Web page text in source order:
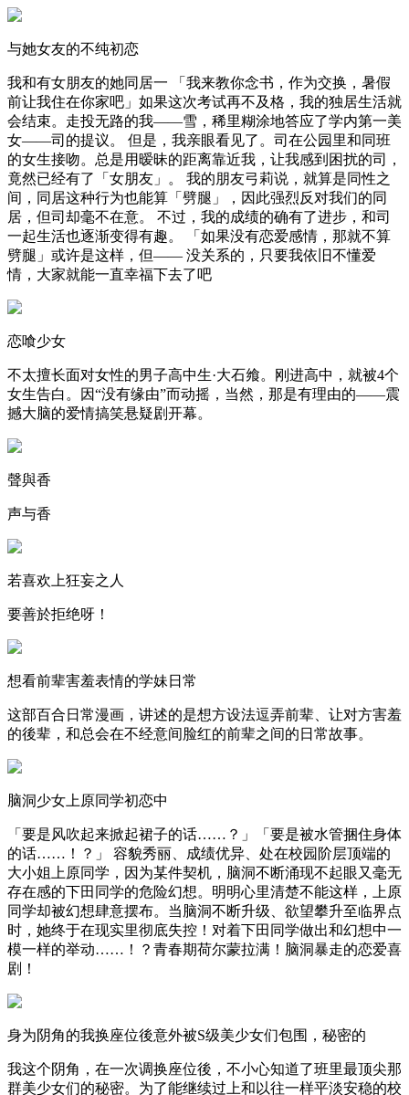
与她女友的不纯初恋
我和有女朋友的她同居一 「我来教你念书，作为交换，暑假
前让我住在你家吧」如果这次考试再不及格，我的独居生活就
会结束。走投无路的我——雪，稀里糊涂地答应了学内第一美
女——司的提议。 但是，我亲眼看见了。司在公园里和同班
的女生接吻。总是用暧昧的距离靠近我，让我感到困扰的司，
竟然已经有了「女朋友」。 我的朋友弓莉说，就算是同性之
间，同居这种行为也能算「劈腿」，因此强烈反对我们的同
居，但司却毫不在意。 不过，我的成绩的确有了进步，和司
一起生活也逐渐变得有趣。 「如果没有恋爱感情，那就不算
劈腿」或许是这样，但—— 没关系的，只要我依旧不懂爱
情，大家就能一直幸福下去了吧
恋喰少女
不太擅长面对女性的男子高中生·大石飨。刚进高中，就被4个
女生告白。因“没有缘由”而动摇，当然，那是有理由的——震
撼大脑的爱情搞笑悬疑剧开幕。
聲與香
声与香
若喜欢上狂妄之人
要善於拒绝呀！
想看前辈害羞表情的学妹日常
这部百合日常漫画，讲述的是想方设法逗弄前辈、让对方害羞
的後辈，和总会在不经意间脸红的前辈之间的日常故事。
脑洞少女上原同学初恋中
「要是风吹起来掀起裙子的话……？」「要是被水管捆住身体
的话……！？」 容貌秀丽、成绩优异、处在校园阶层顶端的
大小姐上原同学，因为某件契机，脑洞不断涌现不起眼又毫无
存在感的下田同学的危险幻想。明明心里清楚不能这样，上原
同学却被幻想肆意摆布。当脑洞不断升级、欲望攀升至临界点
时，她终于在现实里彻底失控！对着下田同学做出和幻想中一
模一样的举动……！？青春期荷尔蒙拉满！脑洞暴走的恋爱喜
剧！
身为阴角的我换座位後意外被S级美少女们包围，秘密的
我这个阴角，在一次调换座位後，不小心知道了班里最顶尖那
群美少女们的秘密。为了能继续过上和以往一样平淡安稳的校